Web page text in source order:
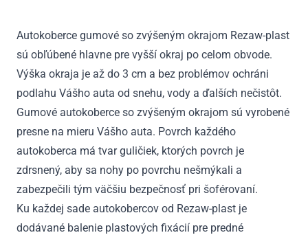
2013
-
2018
Autokoberce gumové so zvýšeným okrajom Rezaw-plast
sú obľúbené hlavne pre vyšší okraj po celom obvode.
Výška okraja je až do 3 cm a bez problémov ochráni
podlahu Vášho auta od snehu, vody a ďalších nečistôt.
Gumové autokoberce so zvýšeným okrajom sú vyrobené
presne na mieru Vášho auta. Povrch každého
autokoberca má tvar guličiek, ktorých povrch je
zdrsnený, aby sa nohy po povrchu nešmýkali a
zabezpečili tým väčšiu bezpečnosť pri šoférovaní.
Ku každej sade autokobercov od Rezaw-plast je
dodávané balenie plastových fixácií pre predné